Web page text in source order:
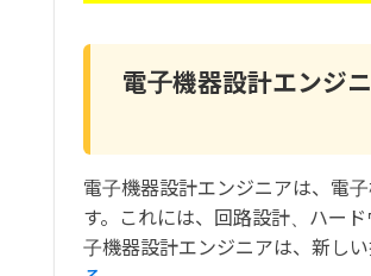
電子機器設計エンジ
電子機器設計エンジニアは、電
す。これには、回路設計、ハー
子機器設計エンジニアは、新し